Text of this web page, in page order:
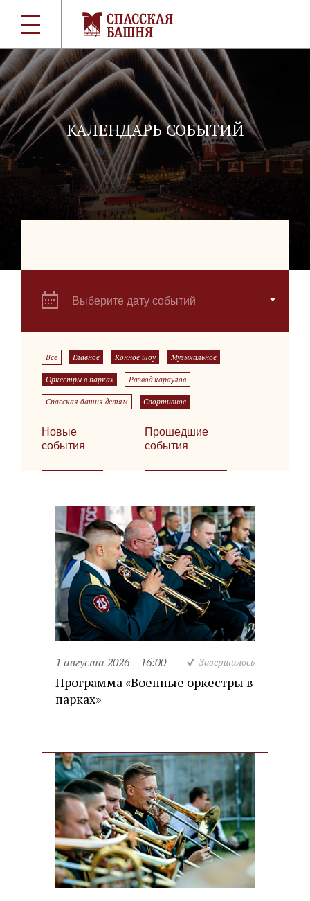
КАЛЕНДАРЬ СОБЫТИЙ
Выберите дату событий
Все Главное Конное шоу Музыкальное
Оркестры в парках Развод караулов
Спасская башня детям Спортивное
Новые
события
Прошедшие
события
1 августа 2026 16:00 Завершилось
Программа «Военные оркестры в
парках»